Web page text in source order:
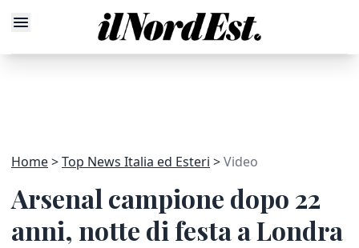
Home Top News Italia ed Esteri Video
Arsenal campione dopo 22
anni, notte di festa a Londra